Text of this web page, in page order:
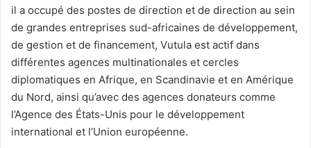
il a occupé des postes de direction et de direction au sein
de grandes entreprises sud-africaines de développement,
de gestion et de financement, Vutula est actif dans
différentes agences multinationales et cercles
diplomatiques en Afrique, en Scandinavie et en Amérique
du Nord, ainsi qu’avec des agences donateurs comme
l’Agence des États-Unis pour le développement
international et l’Union européenne.